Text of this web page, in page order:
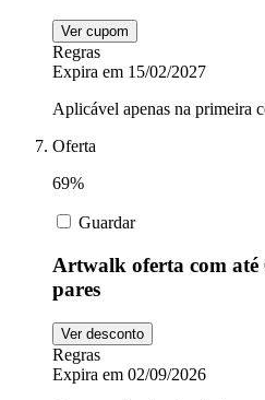
Ver cupom
Regras
Expira em 15/02/2027
Aplicável apenas na primeira
Oferta
69%
Guardar
Artwalk oferta com
pares
Ver desconto
Regras
Expira em 02/09/2026